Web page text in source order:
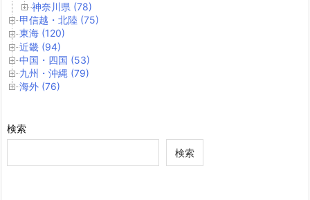
神奈川県 (78)
甲信越・北陸 (75)
東海 (120)
近畿 (94)
中国・四国 (53)
九州・沖縄 (79)
海外 (76)
検索
検索